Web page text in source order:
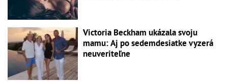
Victoria Beckham ukázala svoju
mamu: Aj po sedemdesiatke vyzerá
neuveriteľne